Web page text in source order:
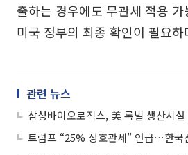
출하는 경우에도 무관세 적용
미국 정부의 최종 확인이 필요
관련 뉴스